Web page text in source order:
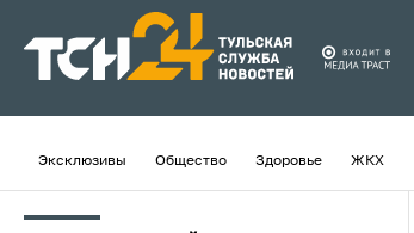
Эксклюзивы Общество Здоровье ЖКХ